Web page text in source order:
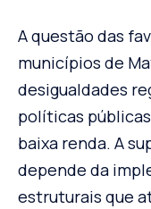
A questão das
municípios de
desigualdades
políticas
baixa renda. A
depende da
estruturais que